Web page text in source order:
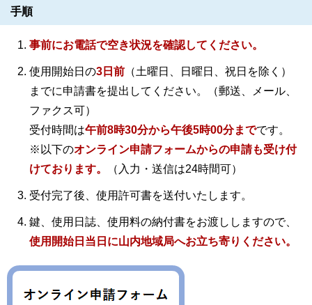
手順
事前にお電話で空き状況を確認してください。
使用開始日の3日前 （土曜日、日曜日、祝日を除く）
までに申請書を提出してください。（郵送、メール、
ファクス可）
受付時間は午前8時30分から午後5時00分までです。
※以下のオンライン申請フォームからの申請も受け付
けております。
（入力・送信は24時間可）
受付完了後、使用許可書を送付いたします。
鍵、使用日誌、使用料の納付書をお渡ししますので、
使用開始日当日に山内地域局へお立ち寄りください。